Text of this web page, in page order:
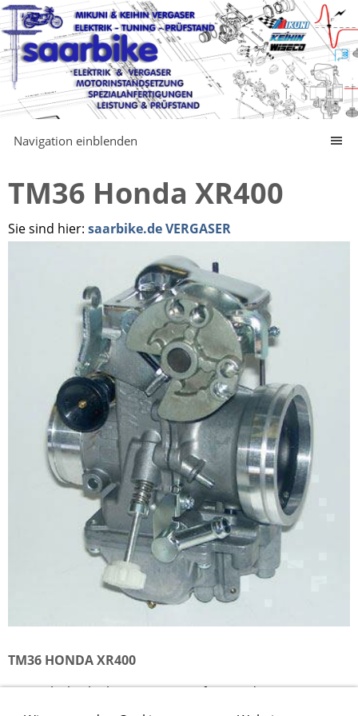
Navigation einblenden
TM36 Honda XR400
Sie sind hier: saarbike.de VERGASER
TM36 HONDA XR400
TM36 Flachschiebervergaser Kit für Honda XR400